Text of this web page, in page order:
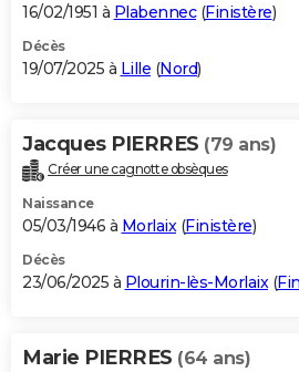
16/02/1951 à Plabennec(Finistère)
Décès
19/07/2025 à Lille (Nord)
Jacques PIERRES (79 ans)
Créer une cagnotte obsèques
Naissance
05/03/1946 à Morlaix(Finistère)
Décès
23/06/2025 à Plourin-lès-Morlaix(
Marie PIERRES (64 ans)